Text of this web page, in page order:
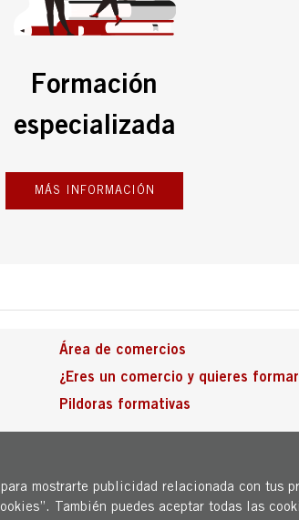
Formación
especializada
MÁS INFORMACIÓN
Área de comercios
¿Eres un comercio y quieres
Pildoras formativas
Plan de
y por el
mostrarte publicidad relacionada con tus
También puedes aceptar todas las